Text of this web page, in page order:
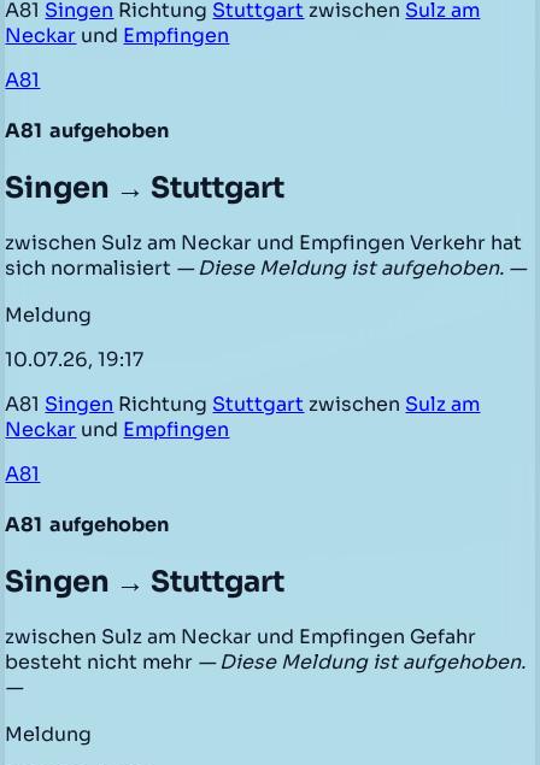
A81 Singen Richtung Stuttgart zwischen Sulz am
Neckar und Empfingen
A81
A81 aufgehoben
Singen → Stuttgart
zwischen Sulz am Neckar und Empfingen Verkehr hat
sich normalisiert — Diese Meldung ist aufgehoben. —
Meldung
10.07.26, 19:17
A81 Singen Richtung Stuttgart zwischen Sulz am
Neckar und Empfingen
A81
A81 aufgehoben
Singen → Stuttgart
zwischen Sulz am Neckar und Empfingen Gefahr
besteht nicht mehr — Diese Meldung ist aufgehoben.
—
Meldung